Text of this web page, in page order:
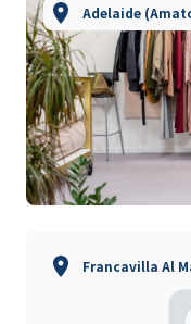
Adelaide
Francavilla Al